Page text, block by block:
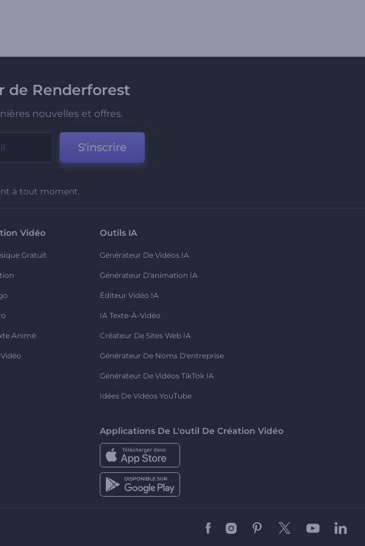
de Renderforest
nouvelles et offres.
S'inscrire
à tout moment.
Vidéo
Gratuit
Animé
Outils IA
Générateur De Vidéos IA
Générateur D'animation IA
Éditeur Vidéo IA
IA Texte-À-Vidéo
Créateur De Sites Web IA
Générateur De Noms D'entreprise
Générateur De Vidéos TikTok IA
Idées De Vidéos YouTube
Applications De L'outil De Création Vidéo